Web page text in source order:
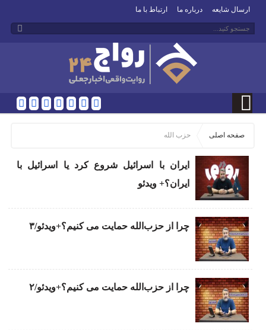
ارسال شایعه درباره ما ارتباط با ما
صفحه اصلی حزب الله
ایران با اسرائیل شروع کرد یا اسرائیل با
ایران؟+ ویدئو
چرا از حزب‌الله حمایت می کنیم؟+ویدئو/۳
چرا از حزب‌الله حمایت می کنیم؟+ویدئو/۲